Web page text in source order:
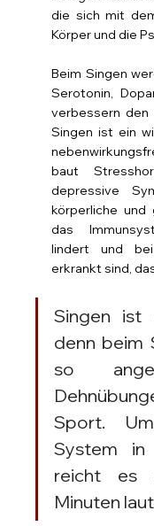
die sich mit
Körper und die
Beim Singen
Serotonin,
verbessern den
Singen ist ein
baut
depressive
körperliche und
das
lindert und
erkrankt sind,
Singen ist
denn beim
so
Sport.
System in
reicht es
Minuten